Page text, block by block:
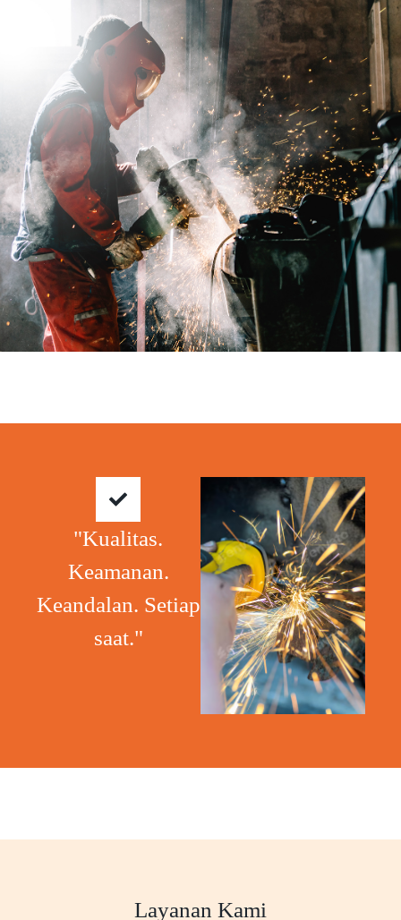
"Kualitas.
Keamanan.
Keandalan. Setiap
saat."
Layanan Kami